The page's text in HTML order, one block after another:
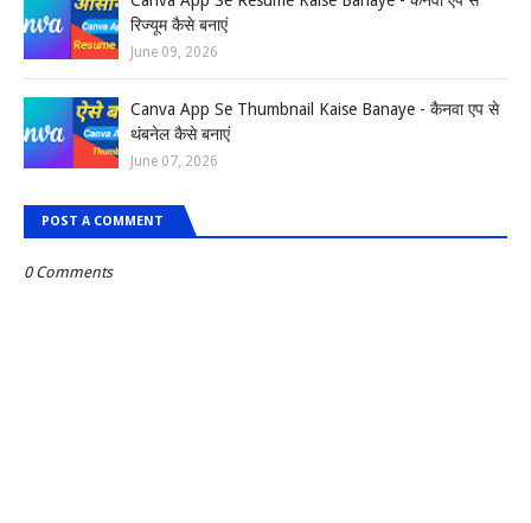
रिज्यूम कैसे बनाएं
June 09, 2026
Canva App Se Thumbnail Kaise Banaye - कैनवा एप से
थंबनेल कैसे बनाएं
June 07, 2026
POST A COMMENT
0 Comments